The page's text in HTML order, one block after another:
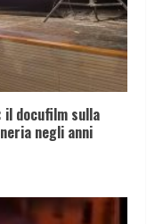
il docufilm sulla
negli anni